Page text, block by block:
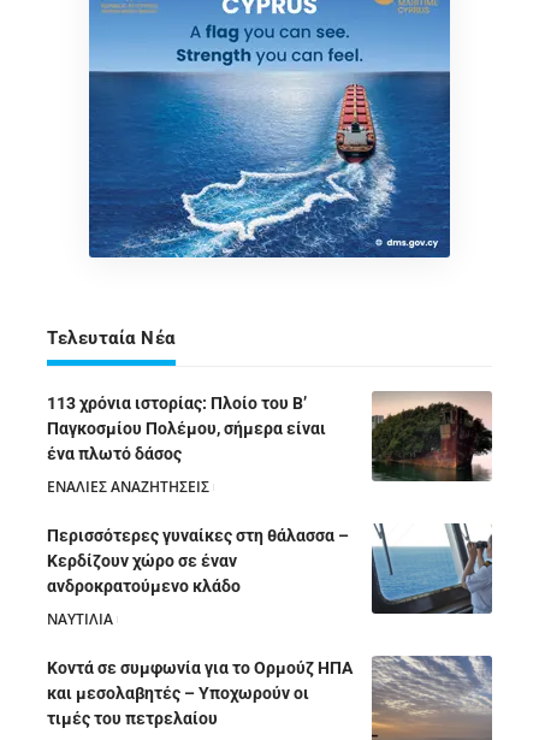
Τελευταία Νέα
113 χρόνια ιστορίας: Πλοίο του Β’
Παγκοσμίου Πολέμου, σήμερα είναι
ένα πλωτό δάσος
ΕΝΑΛΙΕΣ ΑΝΑΖΗΤΗΣΕΙΣ
Περισσότερες γυναίκες στη θάλασσα –
Κερδίζουν χώρο σε έναν
ανδροκρατούμενο κλάδο
ΝΑΥΤΙΛΙΑ
Κοντά σε συμφωνία για το Ορμούζ ΗΠΑ
και μεσολαβητές – Υποχωρούν οι
τιμές του πετρελαίου